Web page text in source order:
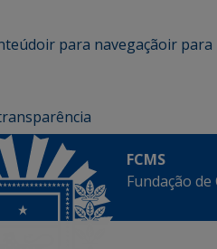
ir para navegaçãoir para
FCMS
Fundação